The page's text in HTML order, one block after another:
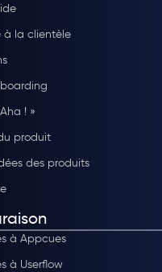
à la clientèle
! »
produit
des produits
à Appcues
à Userflow